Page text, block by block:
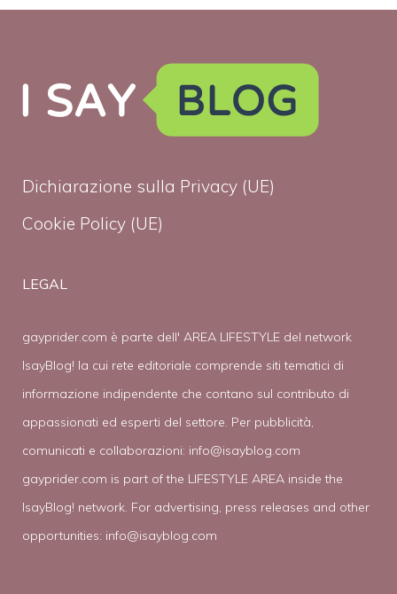
Dichiarazione sulla Privacy (UE)
Cookie Policy (UE)
LEGAL
gayprider.com è parte dell' AREA LIFESTYLE del network
IsayBlog! la cui rete editoriale comprende siti tematici di
informazione indipendente che contano sul contributo di
appassionati ed esperti del settore. Per pubblicità,
comunicati e collaborazioni: info@isayblog.com
gayprider.com is part of the LIFESTYLE AREA inside the
IsayBlog! network. For advertising, press releases and other
opportunities: info@isayblog.com